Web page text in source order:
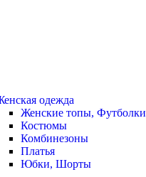
одежда
Женские топы, Футболки
Костюмы
Комбинезоны
Платья
Юбки, Шорты